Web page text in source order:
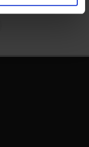
inoltre
dei dati web,